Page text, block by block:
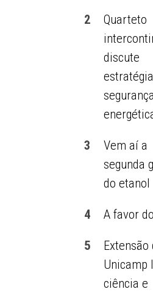
2
Quarteto
discute
3
Vem aí a
segunda
do etanol
4 A favor
5
Extensão
Unicamp
ciência e